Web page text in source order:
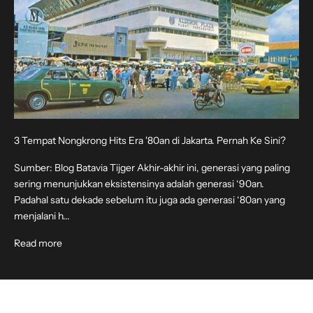
3 Tempat Nongkrong Hits Era '80an di Jakarta. Pernah Ke Sini?
Sumber: Blog Batavia Tijger Akhir-akhir ini, generasi yang paling
sering menunjukkan eksistensinya adalah generasi ‘90an.
Padahal satu dekade sebelum itu juga ada generasi ‘80an yang
menjalani h...
Read more